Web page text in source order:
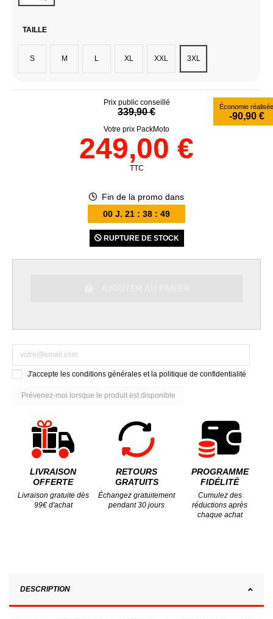
TAILLE
S M L XL XXL 3XL
Prix public conseillé
339,90 € Économie réalisée
-90,90 €
Votre prix PackMoto
249,00 €
TTC
Fin de la promo dans
00 J. 21 : 38 : 48
RUPTURE DE STOCK
J'accepte les conditions générales et la politique de confidentialité
LIVRAISON
OFFERTE
Livraison gratuite dès
99€ d'achat
RETOURS
GRATUITS
Échangez gratuitement
pendant 30 jours
PROGRAMME
FIDÉLITÉ
Cumulez des
réductions après
chaque achat
DESCRIPTION